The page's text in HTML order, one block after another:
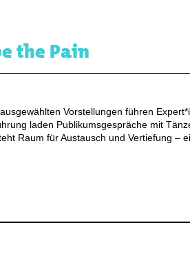
the Pain
Vorstellungen führen
laden Publikumsgespräche mit
Raum für Austausch und Vertiefung –